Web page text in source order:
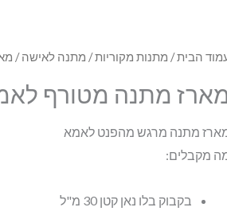
הבית/ מתנות מקוריות/ מתנה לאישה/
מתנה מטורף
מתנה מרגש מהפנט לאמא
מקבלים:
בקבוק בלו נאן קטן 30 מ"ל